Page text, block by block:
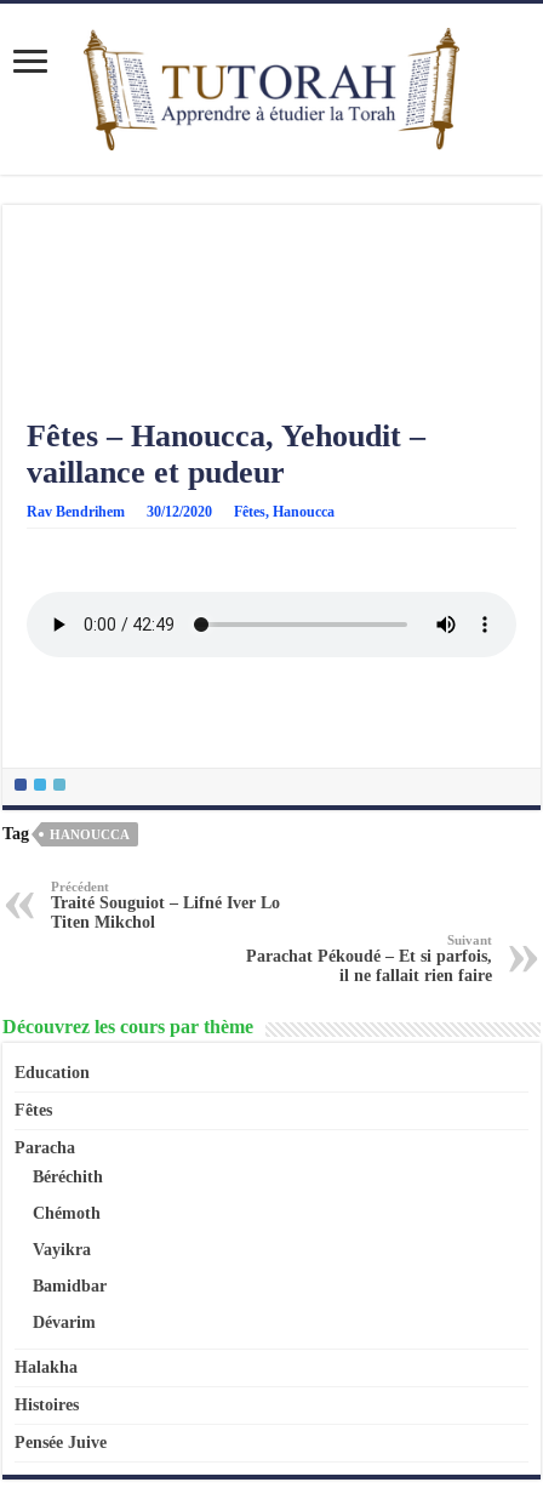
Fêtes – Hanoucca, Yehoudit –
vaillance et pudeur
Rav Bendrihem 30/12/2020 Fêtes,Hanoucca
Tag HANOUCCA
Précédent
Traité Souguiot – Lifné Iver Lo
Titen Mikchol
Suivant
Parachat Pékoudé – Et si parfois,
il ne fallait rien faire
Découvrez les cours par thème
Education
Fêtes
Paracha
Béréchith
Chémoth
Vayikra
Bamidbar
Dévarim
Halakha
Histoires
Pensée Juive